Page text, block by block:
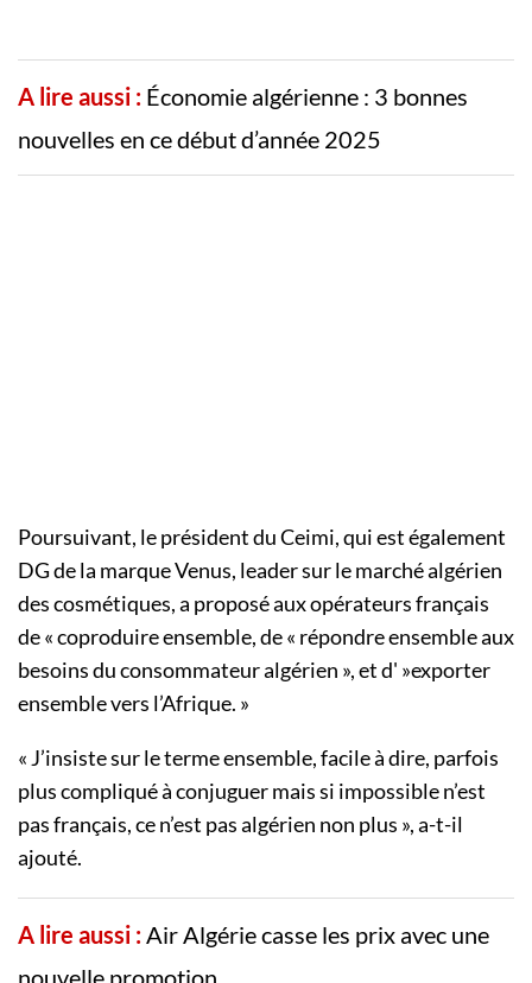
A lire aussi : Économie algérienne : 3 bonnes
nouvelles en ce début d’année 2025
Poursuivant, le président du Ceimi, qui est également
DG de la marque Venus, leader sur le marché algérien
des cosmétiques, a proposé aux opérateurs français
de « coproduire ensemble, de « répondre ensemble aux
besoins du consommateur algérien », et d' »exporter
ensemble vers l’Afrique. »
« J’insiste sur le terme ensemble, facile à dire, parfois
plus compliqué à conjuguer mais si impossible n’est
pas français, ce n’est pas algérien non plus », a-t-il
ajouté.
A lire aussi :Air Algérie casse les prix avec une
nouvelle promotion